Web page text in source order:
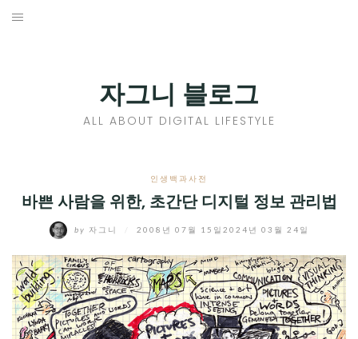
Skip
자그니 블로그
ALL ABOUT DIGITAL LIFESTYLE
인생백과사전
바쁜 사람을 위한, 초간단 디지털 정보 관리법
by 자그니 2008년 07월 15일 2024년 03월 24일
CHILD
MENU
디지털트렌드
디지털라이프
CHILD
MENU
신제품
EXPAND
CHILD
제품리뷰
EXPAND